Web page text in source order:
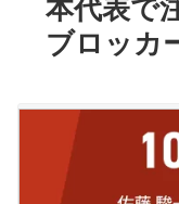
本代表で
ブロッカ